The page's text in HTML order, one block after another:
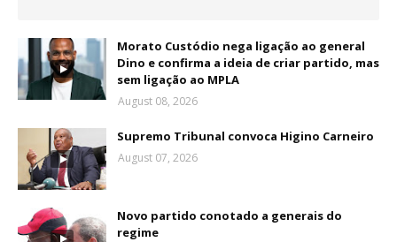
Morato Custódio nega ligação ao general
Dino e confirma a ideia de criar partido, mas
sem ligação ao MPLA
August 08, 2026
Supremo Tribunal convoca Higino Carneiro
August 07, 2026
Novo partido conotado a generais do
regime